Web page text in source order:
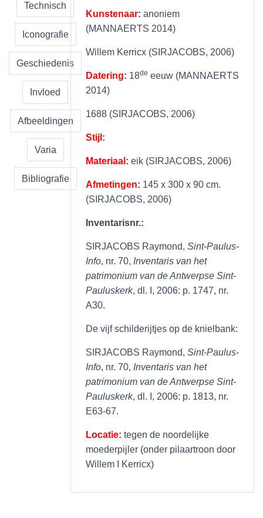
Technisch
Iconografie
Geschiedenis
Invloed
Afbeeldingen
Varia
Bibliografie
Kunstenaar: anoniem
(MANNAERTS 2014)
Willem Kerricx (SIRJACOBS, 2006)
Datering: 18de eeuw (MANNAERTS
2014)
1688 (SIRJACOBS, 2006)
Stijl :
Materiaal : eik (SIRJACOBS, 2006)
Afmetingen: 145 x 300 x 90 cm.
(SIRJACOBS, 2006)
Inventarisnr.:
SIRJACOBS Raymond, Sint-Paulus-
Info, nr. 70, Inventaris van het
patrimonium van de Antwerpse Sint-
Pauluskerk, dl. I, 2006: p. 1747, nr.
A30.
De vijf schilderijtjes op de knielbank:
SIRJACOBS Raymond, Sint-Paulus-
Info, nr. 70, Inventaris van het
patrimonium van de Antwerpse Sint-
Pauluskerk, dl. I, 2006: p. 1813, nr.
E63-67.
Locatie: tegen de noordelijke
moederpijler (onder pilaartroon door
Willem I Kerricx)